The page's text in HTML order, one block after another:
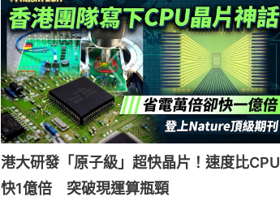
港大研發「原子級」超快晶片！速度比CPU
快1億倍 突破現運算瓶頸